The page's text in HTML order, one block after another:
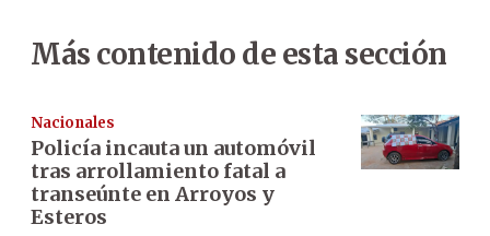
Más contenido de esta sección
Nacionales
Policía incauta un automóvil
tras arrollamiento fatal a
transeúnte en Arroyos y
Esteros